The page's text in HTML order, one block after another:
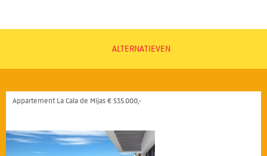
ALTERNATIEVEN
Appartement La Cala de Mijas € 535.000,-